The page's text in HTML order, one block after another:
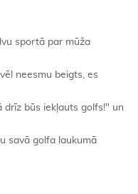
sportā par mūža
neesmu beigts, es
drīz būs iekļauts golfs!" un
savā golfa laukumā